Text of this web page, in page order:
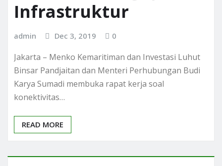
Infrastruktur
admin Dec 3, 2019 0
Jakarta – Menko Kemaritiman dan Investasi Luhut
Binsar Pandjaitan dan Menteri Perhubungan Budi
Karya Sumadi membuka rapat kerja soal
konektivitas…
READ MORE